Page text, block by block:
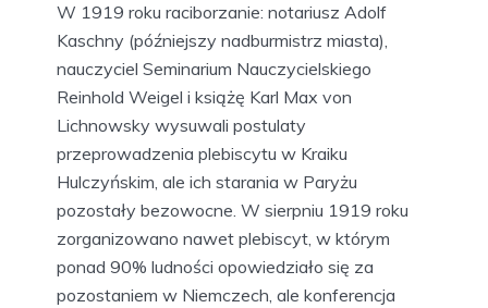
W 1919 roku raciborzanie: notariusz Adolf
Kaschny (późniejszy nadburmistrz miasta),
nauczyciel Seminarium Nauczycielskiego
Reinhold Weigel i książę Karl Max von
Lichnowsky wysuwali postulaty
przeprowadzenia plebiscytu w Kraiku
Hulczyńskim, ale ich starania w Paryżu
pozostały bezowocne. W sierpniu 1919 roku
zorganizowano nawet plebiscyt, w którym
ponad 90% ludności opowiedziało się za
pozostaniem w Niemczech, ale konferencja